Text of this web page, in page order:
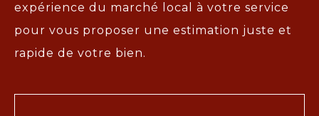
expérience du marché local à votre service
pour vous proposer une estimation juste et
rapide de votre bien.